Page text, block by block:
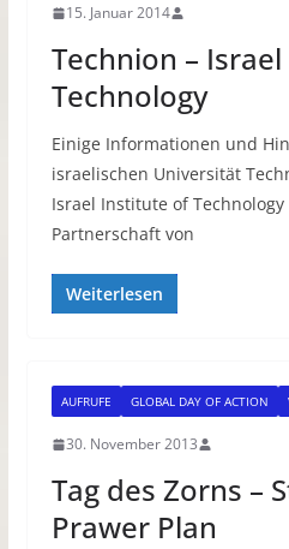
15. Januar 2014
Technion –
Technology
Einige Informationen und
israelischen Universität
Israel Institute of
Partnerschaft von
Weiterlesen
AUFRUFE GLOBAL DAY OF ACTION
30. November 2013
Tag des Zorns –
Prawer Plan